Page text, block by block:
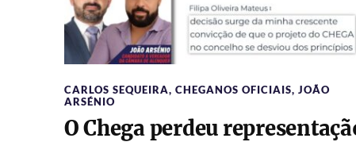
CARLOS SEQUEIRA, CHEGANOS OFICIAIS, JOÃO
ARSÉNIO
O Chega perdeu